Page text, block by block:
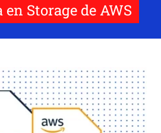
Storage de AWS